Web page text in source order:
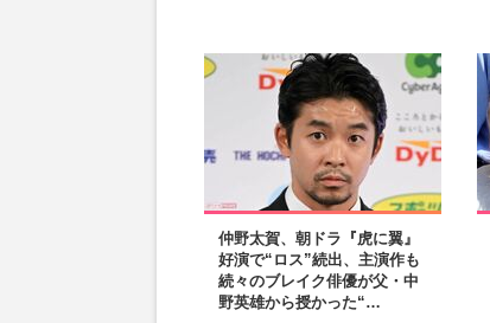
仲野太賀、朝ドラ『虎に翼』
好演で“ロス”続出、主演作も
続々のブレイク俳優が父・中
野英雄から授かった“…